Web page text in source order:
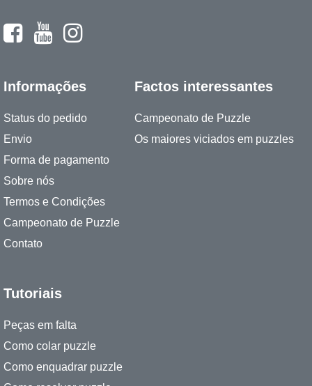
Informações
Status do pedido
Envio
Forma de pagamento
Sobre nós
Termos e Condições
Campeonato de Puzzle
Contato
Factos interessantes
Campeonato de Puzzle
Os maiores viciados em puzzles
Tutoriais
Peças em falta
Como colar puzzle
Como enquadrar puzzle